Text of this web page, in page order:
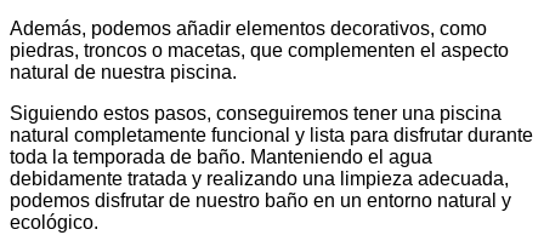
Además, podemos añadir elementos decorativos, como
piedras, troncos o macetas, que complementen el aspecto
natural de nuestra piscina.
Siguiendo estos pasos, conseguiremos tener una piscina
natural completamente funcional y lista para disfrutar durante
toda la temporada de baño. Manteniendo el agua
debidamente tratada y realizando una limpieza adecuada,
podemos disfrutar de nuestro baño en un entorno natural y
ecológico.